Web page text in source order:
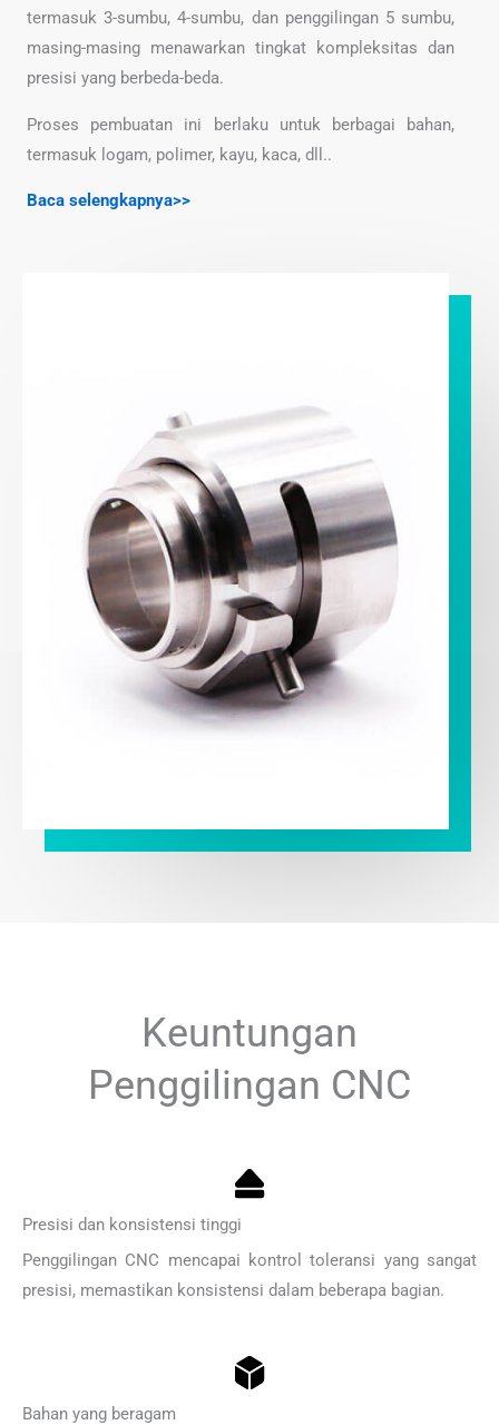
termasuk 3-sumbu, 4-sumbu, dan penggilingan 5 sumbu,
masing-masing menawarkan tingkat kompleksitas dan
presisi yang berbeda-beda.
Proses pembuatan ini berlaku untuk berbagai bahan,
termasuk logam, polimer, kayu, kaca, dll..
Baca selengkapnya>>
Keuntungan
Penggilingan CNC
Presisi dan konsistensi tinggi
Penggilingan CNC mencapai kontrol toleransi yang sangat
presisi, memastikan konsistensi dalam beberapa bagian.
Bahan yang beragam